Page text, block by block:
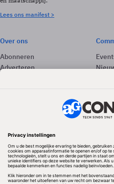
Lees ons manifest >
Over ons
Abonneren
Adverteren
Volg ons
Redactionele partner